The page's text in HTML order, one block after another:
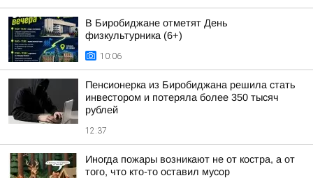
В Биробиджане отметят День
физкультурника (6+)
10:06
Пенсионерка из Биробиджана решила стать
инвестором и потеряла более 350 тысяч
рублей
12:37
Иногда пожары возникают не от костра, а от
того, что кто-то оставил мусор